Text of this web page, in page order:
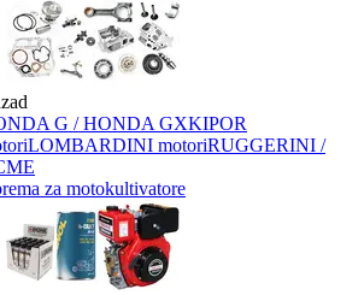
G / HONDA GXKIPOR
LOMBARDINI motoriRUGGERINI /
za motokultivatore